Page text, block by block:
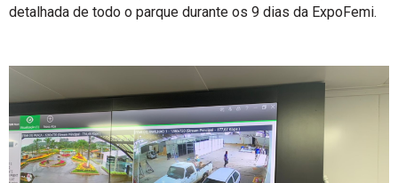
detalhada de todo o parque durante os 9 dias da ExpoFemi.